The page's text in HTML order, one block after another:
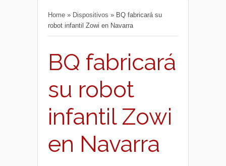
Home » Dispositivos » BQ fabricará su
robot infantil Zowi en Navarra
BQ fabricará
su robot
infantil Zowi
en Navarra